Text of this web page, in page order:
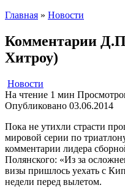
Главная » Новости
Комментарии
Хитроу)
Новости
На чтение 1 мин
Опубликовано 03.06.2014
Пока не утихли страсти
мировой серии по
комментарии лидера
Полянского: «Из за
визы пришлось уехать с
недели перед вылетом.